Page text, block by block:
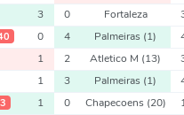
3 0 Fortaleza
0 4 Palmeiras (1)
1 2 Atletico M (13)
1 3 Palmeiras (1)
1 0 Chapecoens (20)